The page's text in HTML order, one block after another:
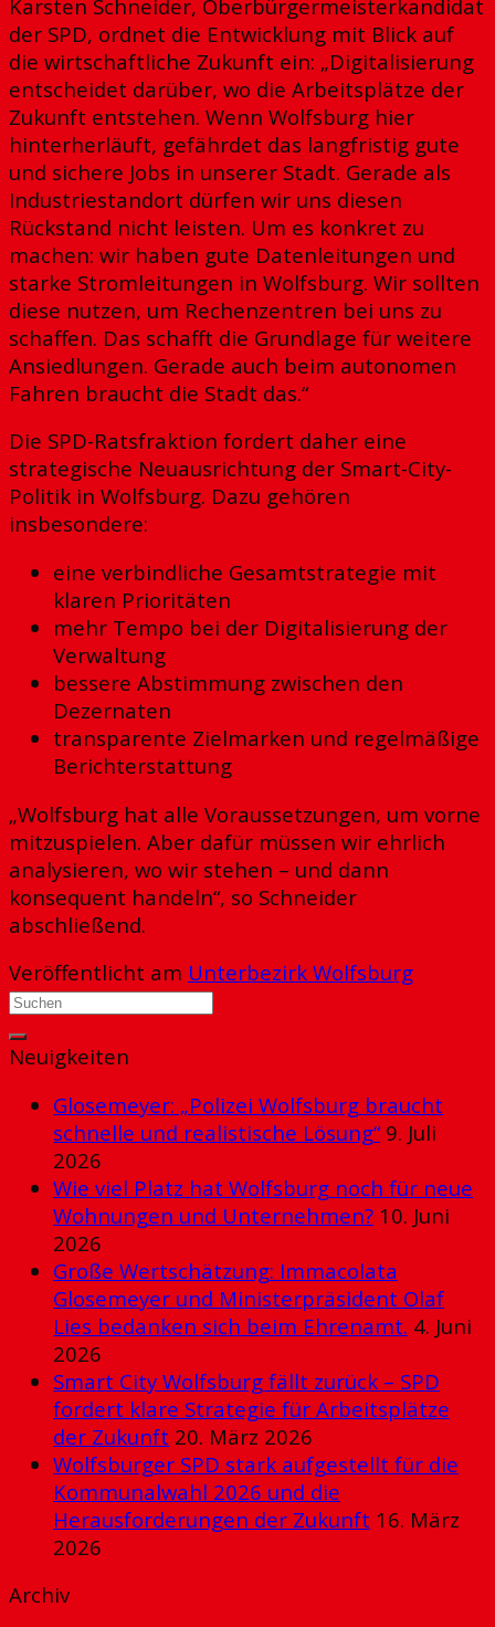
Karsten Schneider, Oberbürgermeisterkandidat
der SPD, ordnet die Entwicklung mit Blick auf
die wirtschaftliche Zukunft ein: „Digitalisierung
entscheidet darüber, wo die Arbeitsplätze der
Zukunft entstehen. Wenn Wolfsburg hier
hinterherläuft, gefährdet das langfristig gute
und sichere Jobs in unserer Stadt. Gerade als
Industriestandort dürfen wir uns diesen
Rückstand nicht leisten. Um es konkret zu
machen: wir haben gute Datenleitungen und
starke Stromleitungen in Wolfsburg. Wir sollten
diese nutzen, um Rechenzentren bei uns zu
schaffen. Das schafft die Grundlage für weitere
Ansiedlungen. Gerade auch beim autonomen
Fahren braucht die Stadt das.“
Die SPD-Ratsfraktion fordert daher eine
strategische Neuausrichtung der Smart-City-
Politik in Wolfsburg. Dazu gehören
insbesondere:
eine verbindliche Gesamtstrategie mit
klaren Prioritäten
mehr Tempo bei der Digitalisierung der
Verwaltung
bessere Abstimmung zwischen den
Dezernaten
transparente Zielmarken und regelmäßige
Berichterstattung
„Wolfsburg hat alle Voraussetzungen, um vorne
mitzuspielen. Aber dafür müssen wir ehrlich
analysieren, wo wir stehen – und dann
konsequent handeln“, so Schneider
abschließend.
Veröffentlicht am Unterbezirk Wolfsburg
Neuigkeiten
Glosemeyer: „Polizei Wolfsburg braucht
schnelle und realistische Lösung“ 9. Juli
2026
Wie viel Platz hat Wolfsburg noch für neue
Wohnungen und Unternehmen? 10. Juni
2026
Große Wertschätzung: Immacolata
Glosemeyer und Ministerpräsident Olaf
Lies bedanken sich beim Ehrenamt. 4. Juni
2026
Smart City Wolfsburg fällt zurück – SPD
fordert klare Strategie für Arbeitsplätze
der Zukunft 20. März 2026
Wolfsburger SPD stark aufgestellt für die
Kommunalwahl 2026 und die
Herausforderungen der Zukunft 16. März
2026
Archiv